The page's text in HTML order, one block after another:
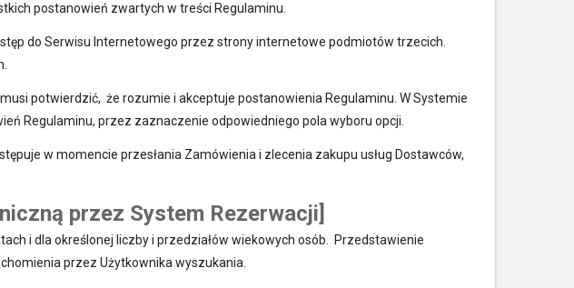
postanowień zwartych w treści Regulaminu.
do Serwisu Internetowego przez strony internetowe podmiotów trzecich.
potwierdzić, że rozumie i akceptuje postanowienia Regulaminu. W Systemie
Regulaminu, przez zaznaczenie odpowiedniego pola wyboru opcji.
w momencie przesłania Zamówienia i zlecenia zakupu usług Dostawców,
przez System Rezerwacji]
i dla określonej liczby i przedziałów wiekowych osób. Przedstawienie
przez Użytkownika wyszukania.